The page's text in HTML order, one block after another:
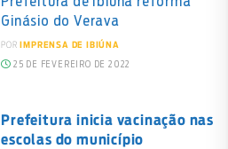
Ginásio do Verava
POR IMPRENSA DE IBIÚNA
25 DE FEVEREIRO DE 2022
Prefeitura inicia vacinação nas
escolas do município